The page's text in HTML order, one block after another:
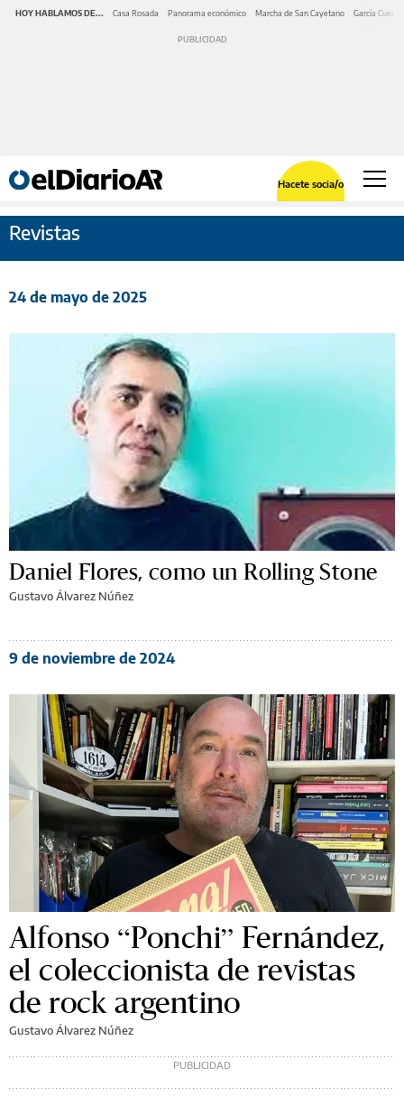
HOY HABLAMOS DE... Casa Rosada Panorama económico Marcha de San Cayetano García Cuerva
Hacete socia/o
Revistas
24 de mayo de 2025
Daniel Flores, como un Rolling Stone
Gustavo Álvarez Núñez
9 de noviembre de 2024
Alfonso “Ponchi” Fernández,
el coleccionista de revistas
de rock argentino
Gustavo Álvarez Núñez